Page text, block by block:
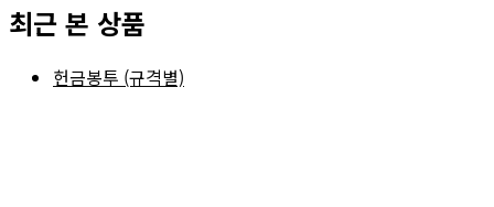
최근 본 상품
헌금봉투 (규격별)